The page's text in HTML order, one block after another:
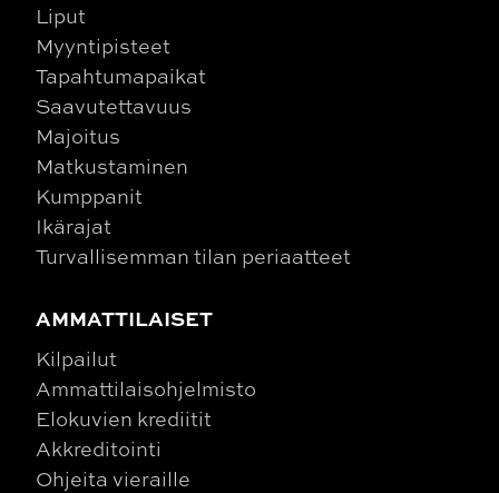
Liput
Myyntipisteet
Tapahtumapaikat
Saavutettavuus
Majoitus
Matkustaminen
Kumppanit
Ikärajat
Turvallisemman tilan periaatteet
AMMATTILAISET
Kilpailut
Ammattilaisohjelmisto
Elokuvien krediitit
Akkreditointi
Ohjeita vieraille